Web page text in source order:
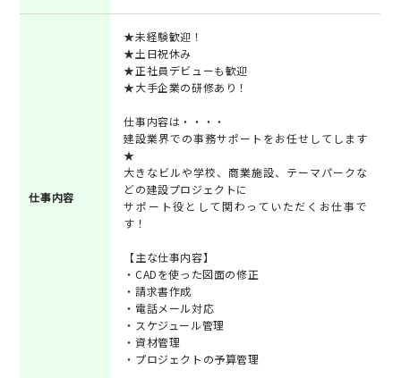
仕事内容
★未経験歓迎！
★土日祝休み
★正社員デビューも歓迎
★大手企業の研修あり！
仕事内容は・・・・
建設業界での事務サポートをお任せしてします
★
大きなビルや学校、商業施設、テーマパークな
どの建設プロジェクトに
サポート役として関わっていただくお仕事で
す！
【主な仕事内容】
・CADを使った図面の修正
・請求書作成
・電話メール対応
・スケジュール管理
・資材管理
・プロジェクトの予算管理